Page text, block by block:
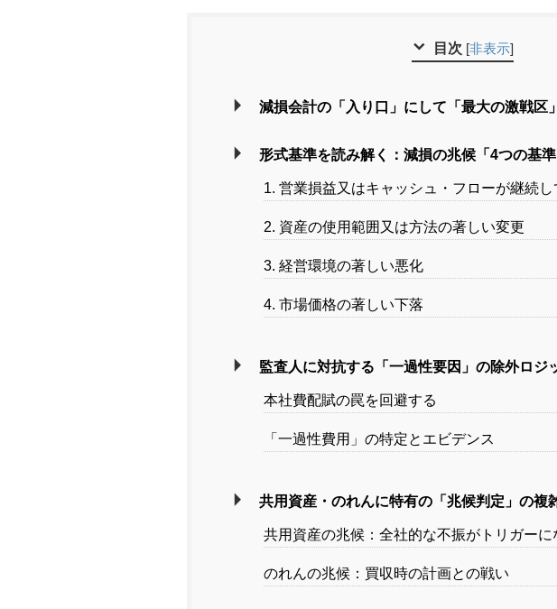
目次 [非表示]
減損会計の「入り口」にして「最大の激戦区
形式基準を読み解く：減損の兆候「4つの基
1. 営業損益又はキャッシュ・フローが継続
2. 資産の使用範囲又は方法の著しい変更
3. 経営環境の著しい悪化
4. 市場価格の著しい下落
監査人に対抗する「一過性要因」の除外ロジ
本社費配賦の罠を回避する
「一過性費用」の特定とエビデンス
共用資産・のれんに特有の「兆候判定」の複
共用資産の兆候：全社的な不振がトリガーに
のれんの兆候：買収時の計画との戦い